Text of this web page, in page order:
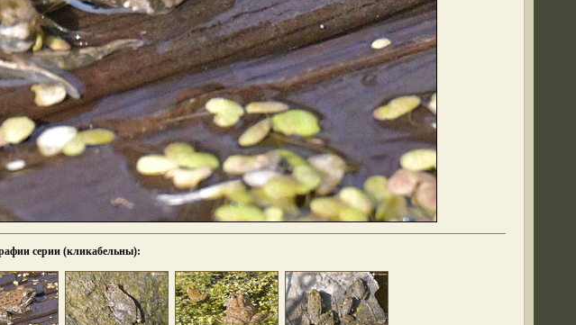
серии (кликабельны):